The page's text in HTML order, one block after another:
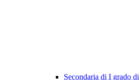
Secondaria di I grado